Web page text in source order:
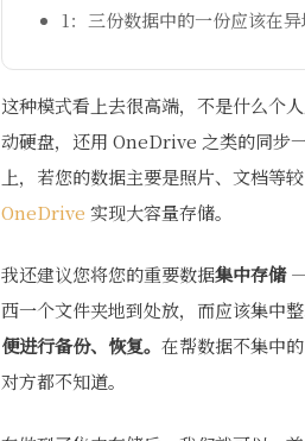
1：三份数据中的一份应该在异
这种模式看上去很高端，不是什么个
动硬盘，还用 OneDrive 之类的同步
上，若您的数据主要是照片、文档
OneDrive 实现大容量存储。
我还建议您将您的重要数据集中存储
西一个文件夹地到处放，而应该集中
便进行备份、恢复。 在帮数据不集中
对方都不知道。